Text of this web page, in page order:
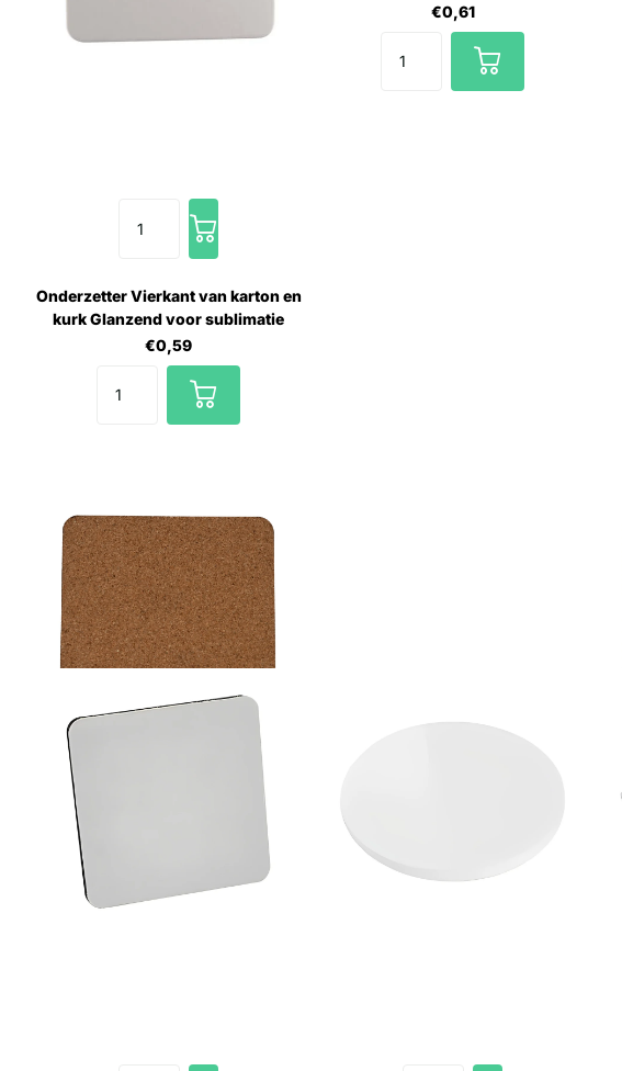
Onderzetter Vierkant van karton en
kurk Glanzend voor sublimatie
€0,59
€0,61